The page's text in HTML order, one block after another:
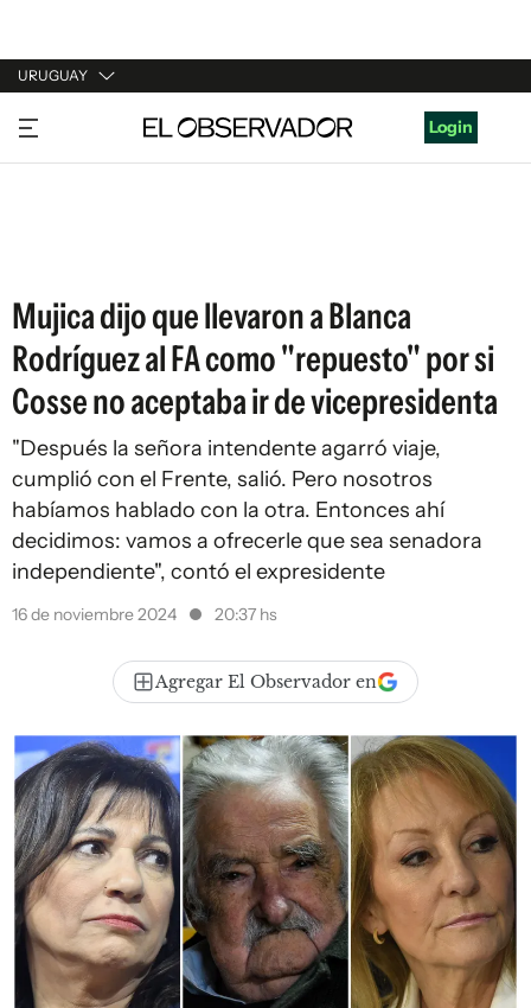
URUGUAY
URUGUAY
ARGENTINA
Login
Mujica dijo que llevaron a Blanca
Rodríguez al FA como "repuesto" por si
Cosse no aceptaba ir de vicepresidenta
"Después la señora intendente agarró viaje,
cumplió con el Frente, salió. Pero nosotros
habíamos hablado con la otra. Entonces ahí
decidimos: vamos a ofrecerle que sea senadora
independiente", contó el expresidente
16 de noviembre 2024 20:37 hs
Agregar El Observador en